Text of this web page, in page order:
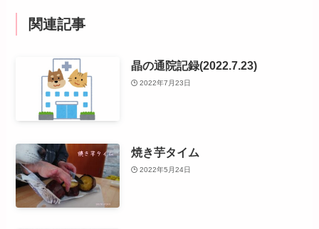
関連記事
晶の通院記録(2022.7.23)
2022年7月23日
焼き芋タイム
2022年5月24日